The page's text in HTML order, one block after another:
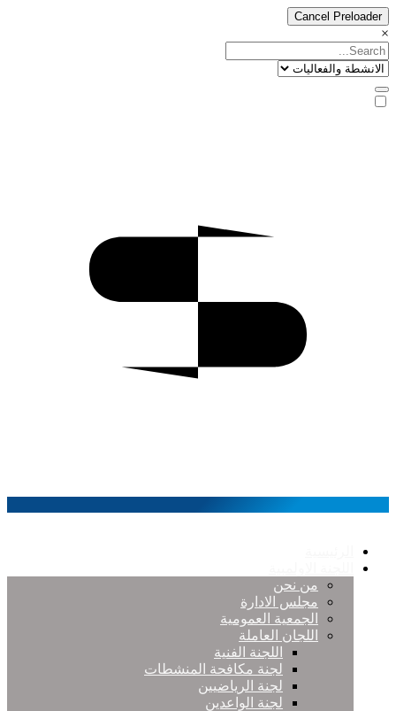
Cancel Preloader
×
من نحن
مجلس الادارة
الجمعية العمومية
اللجان العاملة
اللجنة الفنية
لجنة مكافحة المنشطات
لجنة الرياضيين
لجنة الواعدين